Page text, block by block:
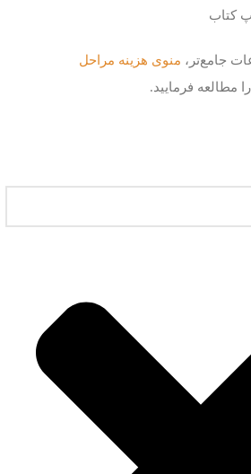
کتاب
جامع‌تر، منوی هزینه مراحل
را مطالعه فرمایید.